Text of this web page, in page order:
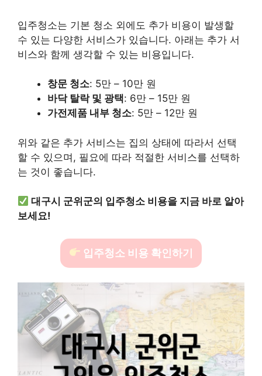
입주청소는 기본 청소 외에도 추가 비용이 발생할
수 있는 다양한 서비스가 있습니다. 아래는 추가 서
비스와 함께 생각할 수 있는 비용입니다.
창문 청소: 5만 – 10만 원
바닥 탈락 및 광택: 6만 – 15만 원
가전제품 내부 청소: 5만 – 12만 원
위와 같은 추가 서비스는 집의 상태에 따라서 선택
할 수 있으며, 필요에 따라 적절한 서비스를 선택하
는 것이 좋습니다.
대구시 군위군의 입주청소 비용을 지금 바로 알아
보세요!
입주청소 비용 확인하기